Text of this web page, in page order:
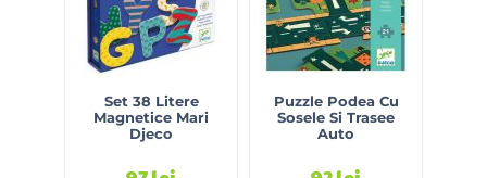
Set 38 Litere
Magnetice Mari
Djeco
Puzzle Podea Cu
Sosele Si Trasee
Auto